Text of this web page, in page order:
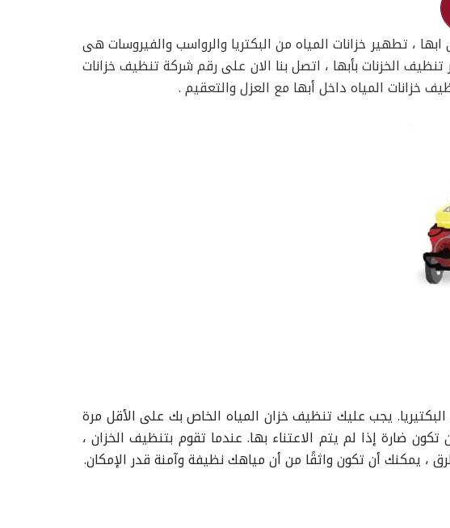
، تطهير خزانات المياه من البكتريا والرواسب والفيروسات هى
الخزنات بأبها ، اتصل بنا الان على رقم شركة تنظيف خزانات
المياه داخل أبها مع العزل والتعقيم .
يجب عليك تنظيف خزان المياه الخاص بك على الأقل مرة
ضارة إذا لم يتم الاعتناء بها. عندما تقوم بتنظيف الخزان ،
، يمكنك أن تكون واثقًا من أن مياهك نظيفة وآمنة قدر الإمكان.